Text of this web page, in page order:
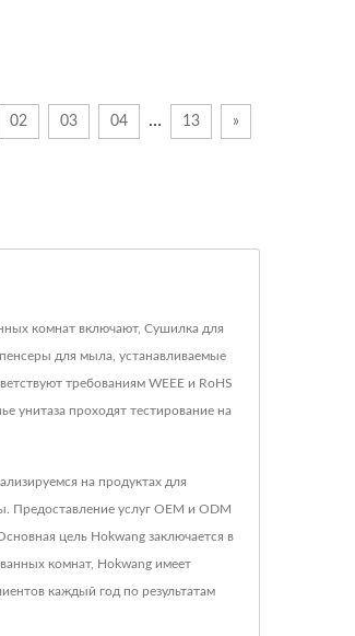
02 03 04 … 13 »
комнат включают, Сушилка для
для мыла, устанавливаемые
требованиям WEEE и RoHS
унитаза проходят тестирование на
на продуктах для
Предоставление услуг OEM и ODM
цель Hokwang заключается в
комнат, Hokwang имеет
каждый год по результатам